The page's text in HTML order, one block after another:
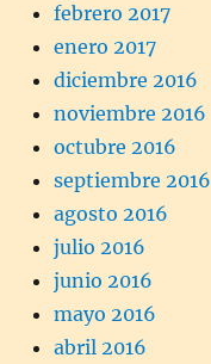
febrero 2017
enero 2017
diciembre 2016
noviembre 2016
octubre 2016
septiembre 2016
agosto 2016
julio 2016
junio 2016
mayo 2016
abril 2016